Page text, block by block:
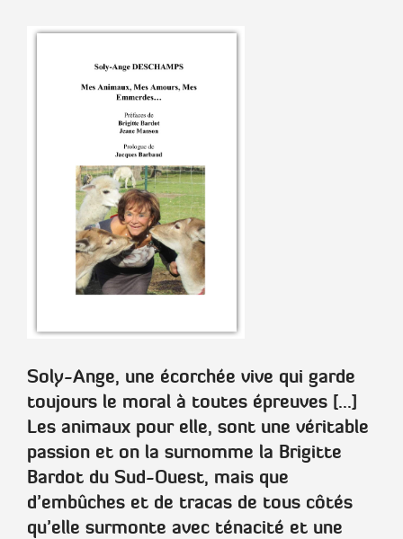
Soly-Ange, une écorchée vive qui garde
toujours le moral à toutes épreuves [...]
Les animaux pour elle, sont une véritable
passion et on la surnomme la Brigitte
Bardot du Sud-Ouest, mais que
d’embûches et de tracas de tous côtés
qu’elle surmonte avec ténacité et une